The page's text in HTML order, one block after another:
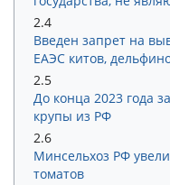
2.4
Введен запрет на
ЕАЭС китов,
2.5
До конца 2023 года
крупы из РФ
2.6
Минсельхоз РФ
томатов